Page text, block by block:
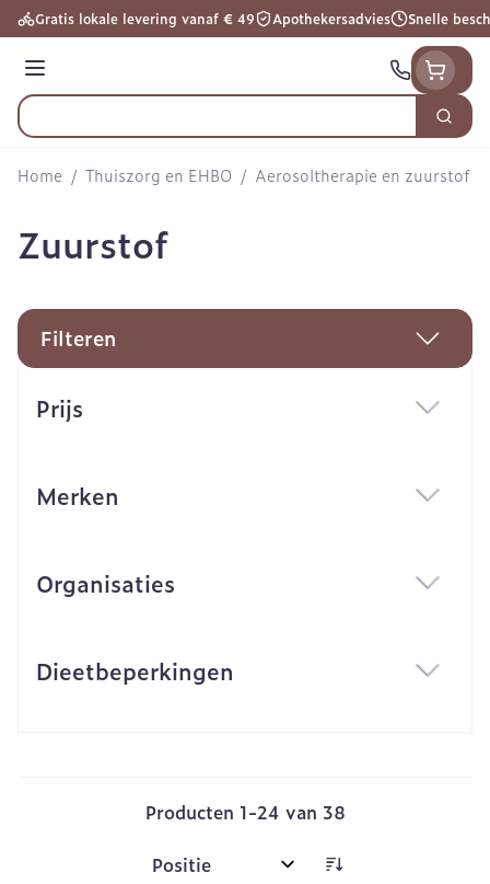
Ga naar de inhoud
Gratis lokale levering vanaf € 49 Apothekersadvies Snelle
Menu
Product, merk, categorie...
Zoek
Home / Thuiszorg en EHBO / Aerosoltherapie en zuurstof
Zuurstof
Filteren
Prijs
Merken
Organisaties
Dieetbeperkingen
Producten 1-24 van 38
Sorteer op: